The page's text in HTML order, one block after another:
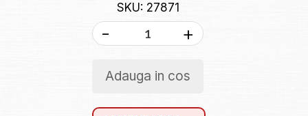
SKU: 27871
- +
Adauga in cos